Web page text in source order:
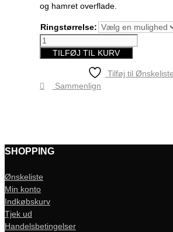
og hamret overflade.
Ringstørrelse
Nr.
M10-
antal
TILFØJ TIL KURV
Tilføj til Ønskeliste
Sammenlign
SHOPPING
Ønskeliste
Min konto
Indkøbskurv
Tjek ud
Handelsbetingelser